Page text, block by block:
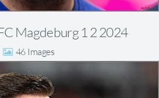
Magdeburg 1 2 2024
46